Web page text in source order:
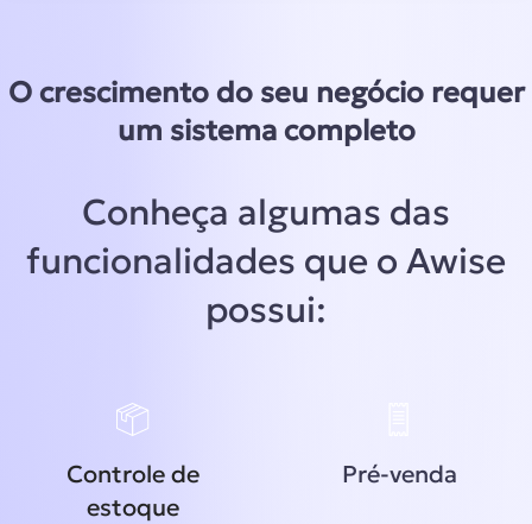
O crescimento do seu negócio requer
um sistema completo
Conheça algumas das
funcionalidades que o Awise
possui:
Controle de
estoque
Pré-venda